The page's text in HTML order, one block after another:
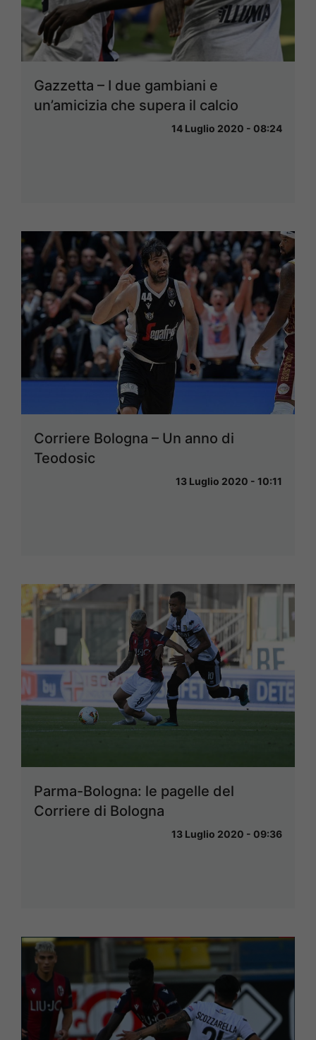
Gazzetta – I due gambiani e
un’amicizia che supera il calcio
14 Luglio 2020 - 08:24
Corriere Bologna – Un anno di
Teodosic
13 Luglio 2020 - 10:11
Parma-Bologna: le pagelle del
Corriere di Bologna
13 Luglio 2020 - 09:36